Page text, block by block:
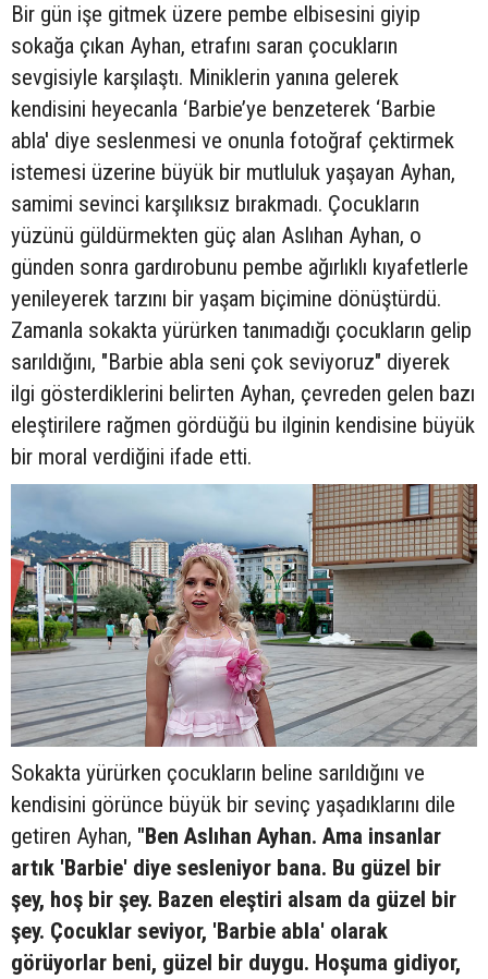
Bir gün işe gitmek üzere pembe elbisesini giyip
sokağa çıkan Ayhan, etrafını saran çocukların
sevgisiyle karşılaştı. Miniklerin yanına gelerek
kendisini heyecanla ‘Barbie’ye benzeterek ‘Barbie
abla' diye seslenmesi ve onunla fotoğraf çektirmek
istemesi üzerine büyük bir mutluluk yaşayan Ayhan,
samimi sevinci karşılıksız bırakmadı. Çocukların
yüzünü güldürmekten güç alan Aslıhan Ayhan, o
günden sonra gardırobunu pembe ağırlıklı kıyafetlerle
yenileyerek tarzını bir yaşam biçimine dönüştürdü.
Zamanla sokakta yürürken tanımadığı çocukların gelip
sarıldığını, "Barbie abla seni çok seviyoruz" diyerek
ilgi gösterdiklerini belirten Ayhan, çevreden gelen bazı
eleştirilere rağmen gördüğü bu ilginin kendisine büyük
bir moral verdiğini ifade etti.
Sokakta yürürken çocukların beline sarıldığını ve
kendisini görünce büyük bir sevinç yaşadıklarını dile
getiren Ayhan, "Ben Aslıhan Ayhan. Ama insanlar
artık 'Barbie' diye sesleniyor bana. Bu güzel bir
şey, hoş bir şey. Bazen eleştiri alsam da güzel bir
şey. Çocuklar seviyor, 'Barbie abla' olarak
görüyorlar beni, güzel bir duygu. Hoşuma gidiyor,